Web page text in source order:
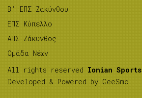
B’ ΕΠΣ Ζακύνθου
ΕΠΣ Κύπελλο
ΑΠΣ Ζάκυνθος
Ομάδα Νέων
All rights reserved Ionian Sports
Developed & Powered by GeeSmo .